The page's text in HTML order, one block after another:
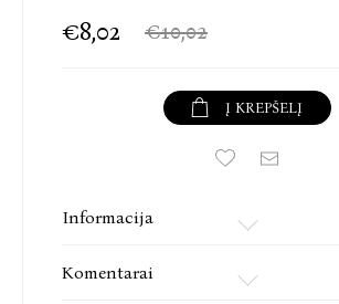
€8,02 €10,02
Į KREPŠELĮ
Informacija
Komentarai